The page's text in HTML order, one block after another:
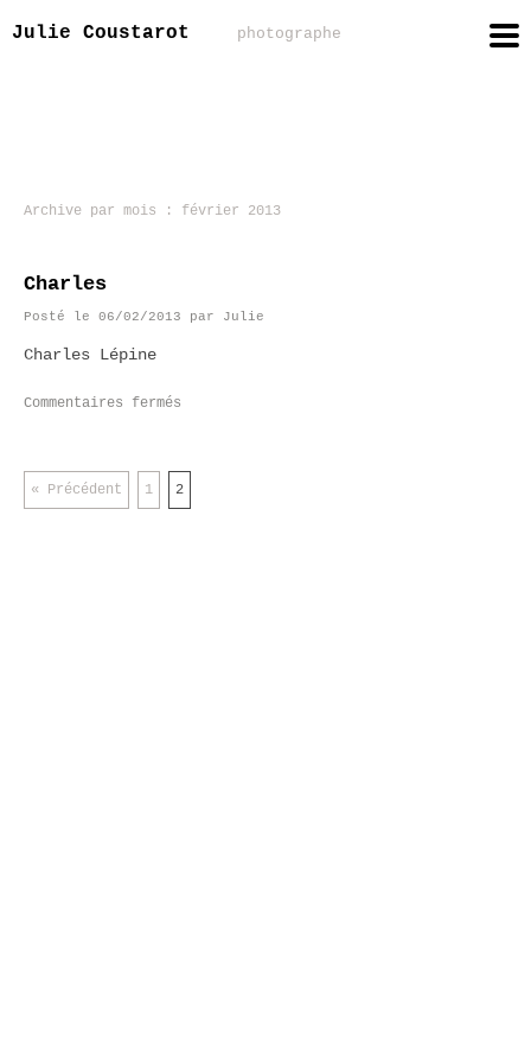
Julie Coustarot photographe
Archive par mois : février 2013
Charles
Posté le 06/02/2013 par Julie
Charles Lépine
Commentaires fermés
« Précédent 1 2